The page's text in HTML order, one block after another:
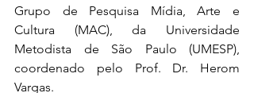
Grupo de Pesquisa Mídia, Arte e
Cultura (MAC), da Universidade
Metodista de São Paulo (UMESP),
coordenado pelo Prof. Dr. Herom
Vargas.